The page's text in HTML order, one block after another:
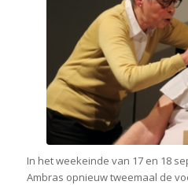
In het weekeinde van 17 en 18
Ambras opnieuw tweemaal de